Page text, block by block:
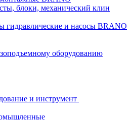
блоки, механический клин
гидравлические и насосы BRANO
оборудованию
и инструмент